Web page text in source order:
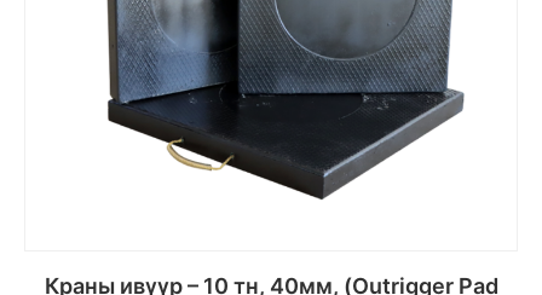
Краны ивүүр – 10 тн, 40мм, (Outrigger Pad